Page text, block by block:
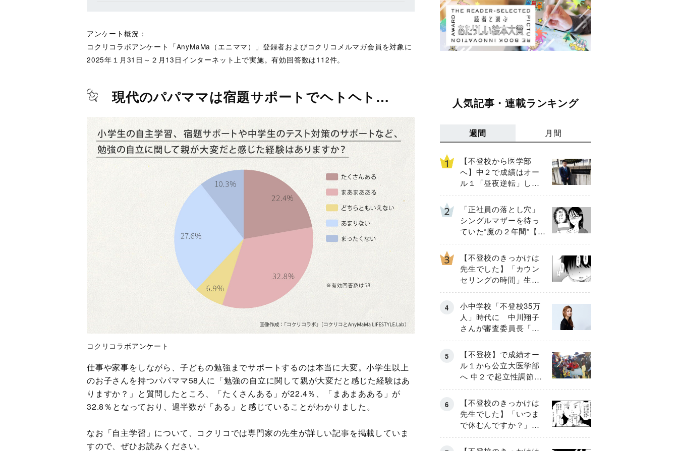
アンケート概況：
コクリコラボアンケート「AnyMaMa（エニママ）」登録者およびコクリコメルマガ会員を対象に
2025年１月31日～２月13日インターネット上で実施。有効回答数は112件。
現代のパパママは宿題サポートでヘトヘト…
コクリコラボアンケート
仕事や家事をしながら、子どもの勉強までサポートするのは本当に大変。小学生以上
のお子さんを持つパパママ58人に「勉強の自立に関して親が大変だと感じた経験はあ
りますか？」と質問したところ、「たくさんある」が22.4％、「まあまあある」が
32.8％となっており、過半数が「ある」と感じていることがわかりました。
なお「自主学習」について、コクリコでは専門家の先生が詳しい記事を掲載していま
すので、ぜひお読みください。
人気記事・連載ランキング
週間 月間
【不登校から医学部
へ】中２で成績はオー
ル１「昼夜逆転」した
わが子を”夜遊び”に連れ
出した母の気づき
「正社員の落とし穴」
シングルマザーを待っ
ていた“魔の２年間”【後
編】
【不登校のきっかけは
先生でした】「カウン
セリングの時間」生徒
の情報をバラしたの
は…《第２話》
小中学校「不登校35万
人」時代に 中川翔子
さんが審査委員長「不
登校生動画甲子園
2026」が開催
【不登校】で成績オー
ル１から公立大医学部
へ 中２で起立性調節障
害「治るまで３年」の
診断 そのとき母は
【不登校のきっかけは
先生でした】「いつま
で休むんですか？」追
い詰められる母と息子
《第６話》